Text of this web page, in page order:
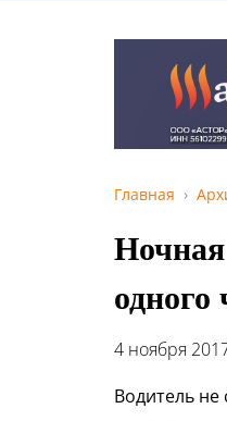
Главная
одного
4 ноября
Водитель не